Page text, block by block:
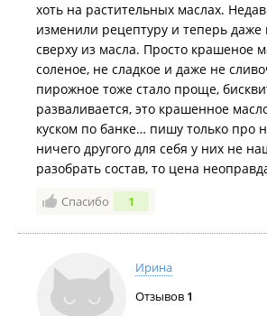
хоть на растительных маслах.
изменили рецептуру и теперь даже
сверху из масла. Просто крашеное
соленое, не сладкое и даже не
пирожное тоже стало проще,
разваливается, это крашенное
куском по банке… пишу только про
ничего другого для себя у них не
разобрать состав, то цена
Спасибо 1
Ирина
Отзывов 1